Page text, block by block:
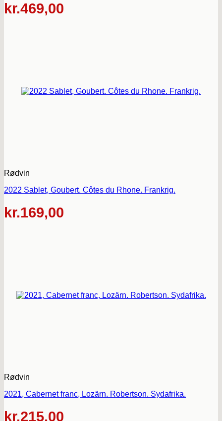
kr.469,00
Rødvin
2022 Sablet, Goubert. Côtes du Rhone. Frankrig.
kr.169,00
Rødvin
2021, Cabernet franc, Lozärn. Robertson. Sydafrika.
kr.215,00